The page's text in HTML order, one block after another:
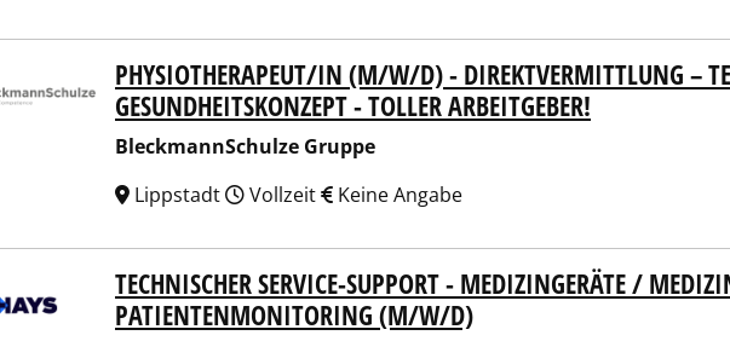
Gruppe
PHYSIOTHERAPEUT/IN (M/W/D) - DIREKTVERMITTLUNG –
GESUNDHEITSKONZEPT - TOLLER ARBEITGEBER!
BleckmannSchulze Gruppe
Lippstadt
Vollzeit Keine Angabe
TECHNISCHER SERVICE-SUPPORT - MEDIZINGERÄTE /
PATIENTENMONITORING (M/W/D)